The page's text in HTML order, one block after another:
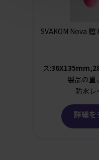
SVAKOM Nova
ズ:
製品の重
防水レ
詳細を